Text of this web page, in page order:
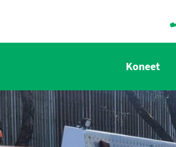
Koneet